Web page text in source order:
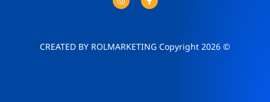
© 2026 CREATED BY ROLMARKETING Copyright